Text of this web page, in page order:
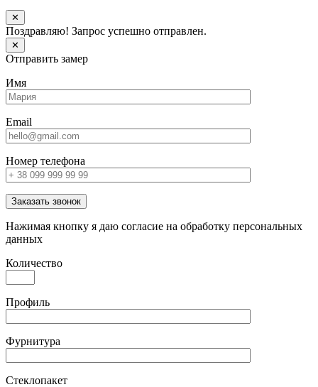
✕
Поздравляю! Запрос успешно отправлен.
✕
Отправить замер
Имя
Email
Номер телефона
Заказать звонок
Нажимая кнопку я даю согласие на обработку персональных
данных
Количество
Профиль
Фурнитура
Стеклопакет